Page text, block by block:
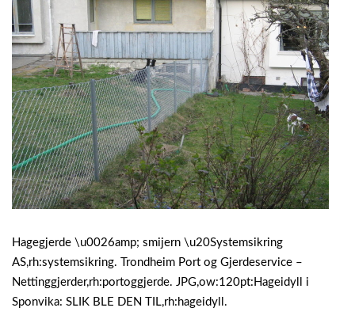
Hagegjerde \u0026amp; smijern \u20Systemsikring
AS,rh:systemsikring. Trondheim Port og Gjerdeservice –
Nettinggjerder,rh:portoggjerde. JPG,ow:120pt:Hageidyll i
Sponvika: SLIK BLE DEN TIL,rh:hageidyll.